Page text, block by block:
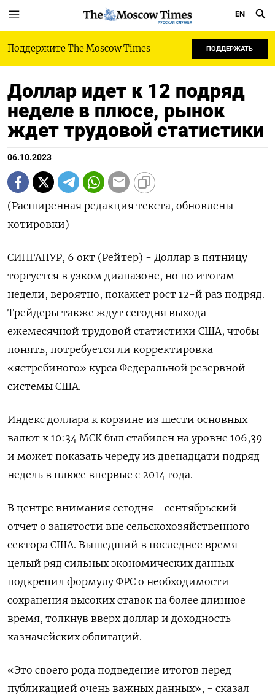
РУССКАЯ СЛУЖБА
EN
Поддержите The Moscow Times ПОДДЕРЖАТЬ
Доллар идет к 12 подряд
неделе в плюсе, рынок
ждет трудовой статистики
06.10.2023
(Расширенная редакция текста, обновлены
котировки)
СИНГАПУР, 6 окт (Рейтер) - Доллар в пятницу
торгуется в узком диапазоне, но по итогам
недели, вероятно, покажет рост 12-й раз подряд.
Трейдеры также ждут сегодня выхода
ежемесячной трудовой статистики США, чтобы
понять, потребуется ли корректировка
«ястребиного» курса Федеральной резервной
системы США.
Индекс доллара к корзине из шести основных
валют к 10:34 МСК был стабилен на уровне 106,39​
и может показать череду из двенадцати подряд
недель в плюсе впервые с 2014 года.
В центре внимания сегодня - сентябрьский
отчет о занятости вне сельскохозяйственного
сектора США. Вышедший в последнее время
целый ряд сильных экономических данных
подкрепил формулу ФРС о необходимости
сохранения высоких ставок на более длинное
время, толкнув вверх доллар и доходность
казначейских облигаций.
«Это своего рода подведение итогов перед
публикацией очень важных данных», - сказал